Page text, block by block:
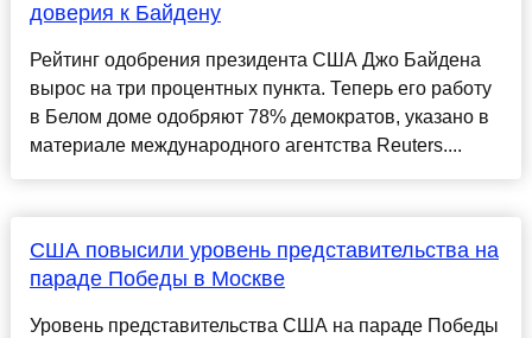
доверия к Байдену
Рейтинг одобрения президента США Джо Байдена
вырос на три процентных пункта. Теперь его работу
в Белом доме одобряют 78% демократов, указано в
материале международного агентства Reuters....
США повысили уровень представительства на
параде Победы в Москве
Уровень представительства США на параде Победы